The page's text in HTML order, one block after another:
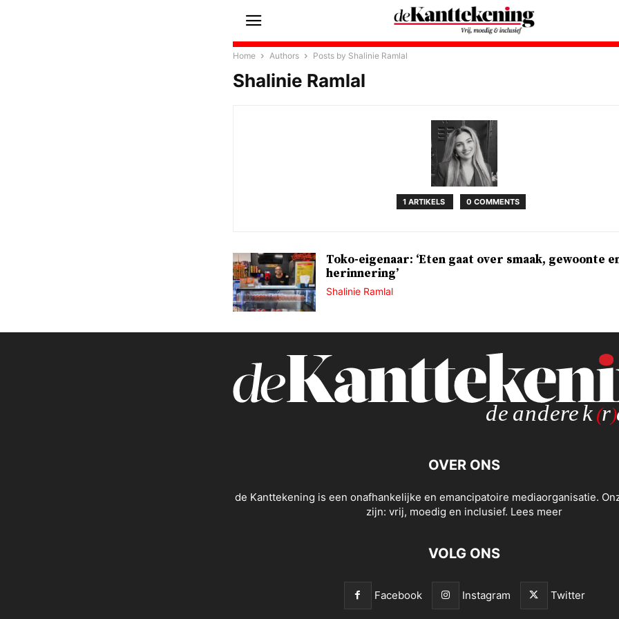
Home Authors Posts by Shalinie Ramlal
Shalinie Ramlal
1 ARTIKELS 0 COMMENTS
Toko-eigenaar: ‘Eten gaat over smaak, gewoonte
herinnering’
Shalinie Ramlal
OVER ONS
de Kanttekening is een onafhankelijke en emancipatoire mediaorganisatie.
zijn: vrij, moedig en inclusief. Lees meer
VOLG ONS
Facebook Instagram Twitter